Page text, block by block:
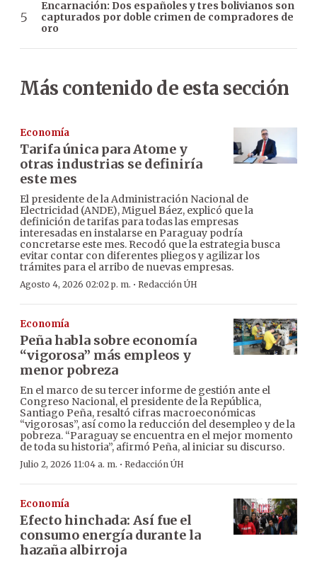
Encarnación: Dos españoles y tres bolivianos son
capturados por doble crimen de compradores de
oro
Más contenido de esta sección
Economía
Tarifa única para Atome y
otras industrias se definiría
este mes
El presidente de la Administración Nacional de
Electricidad (ANDE), Miguel Báez, explicó que la
definición de tarifas para todas las empresas
interesadas en instalarse en Paraguay podría
concretarse este mes. Recodó que la estrategia busca
evitar contar con diferentes pliegos y agilizar los
trámites para el arribo de nuevas empresas.
Agosto 4, 2026 02:02 p. m. · Redacción ÚH
Economía
Peña habla sobre economía
“vigorosa” más empleos y
menor pobreza
En el marco de su tercer informe de gestión ante el
Congreso Nacional, el presidente de la República,
Santiago Peña, resaltó cifras macroeconómicas
“vigorosas”, así como la reducción del desempleo y de la
pobreza. “Paraguay se encuentra en el mejor momento
de toda su historia”, afirmó Peña, al iniciar su discurso.
Julio 2, 2026 11:04 a. m. · Redacción ÚH
Economía
Efecto hinchada: Así fue el
consumo energía durante la
hazaña albirroja